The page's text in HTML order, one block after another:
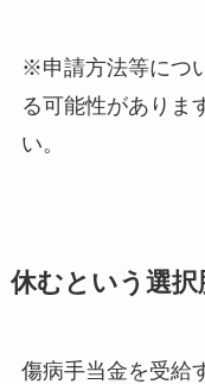
※申請方法等につ
る可能性がありま
い。
休むという選択
傷病手当金を受給